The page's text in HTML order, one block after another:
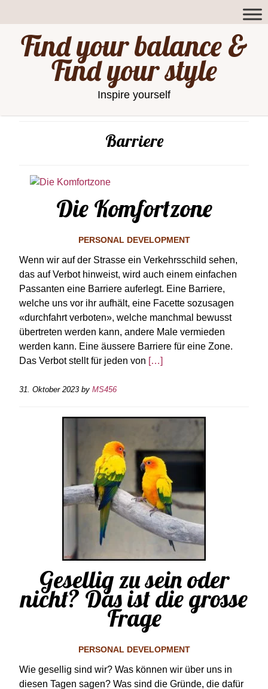
Find your balance &
Find your style
Inspire yourself
Barriere
Die Komfortzone
PERSONAL DEVELOPMENT
Wenn wir auf der Strasse ein Verkehrsschild sehen,
das auf Verbot hinweist, wird auch einem einfachen
Passanten eine Barriere auferlegt. Eine Barriere,
welche uns vor ihr aufhält, eine Facette sozusagen
«durchfahrt verboten», welche manchmal bewusst
übertreten werden kann, andere Male vermieden
werden kann. Eine äussere Barriere für eine Zone.
Das Verbot stellt für jeden von […]
31. Oktober 2023 by MS456
Gesellig zu sein oder
nicht? Das ist die grosse
Frage
PERSONAL DEVELOPMENT
Wie gesellig sind wir? Was können wir über uns in
diesen Tagen sagen? Was sind die Gründe, die dafür